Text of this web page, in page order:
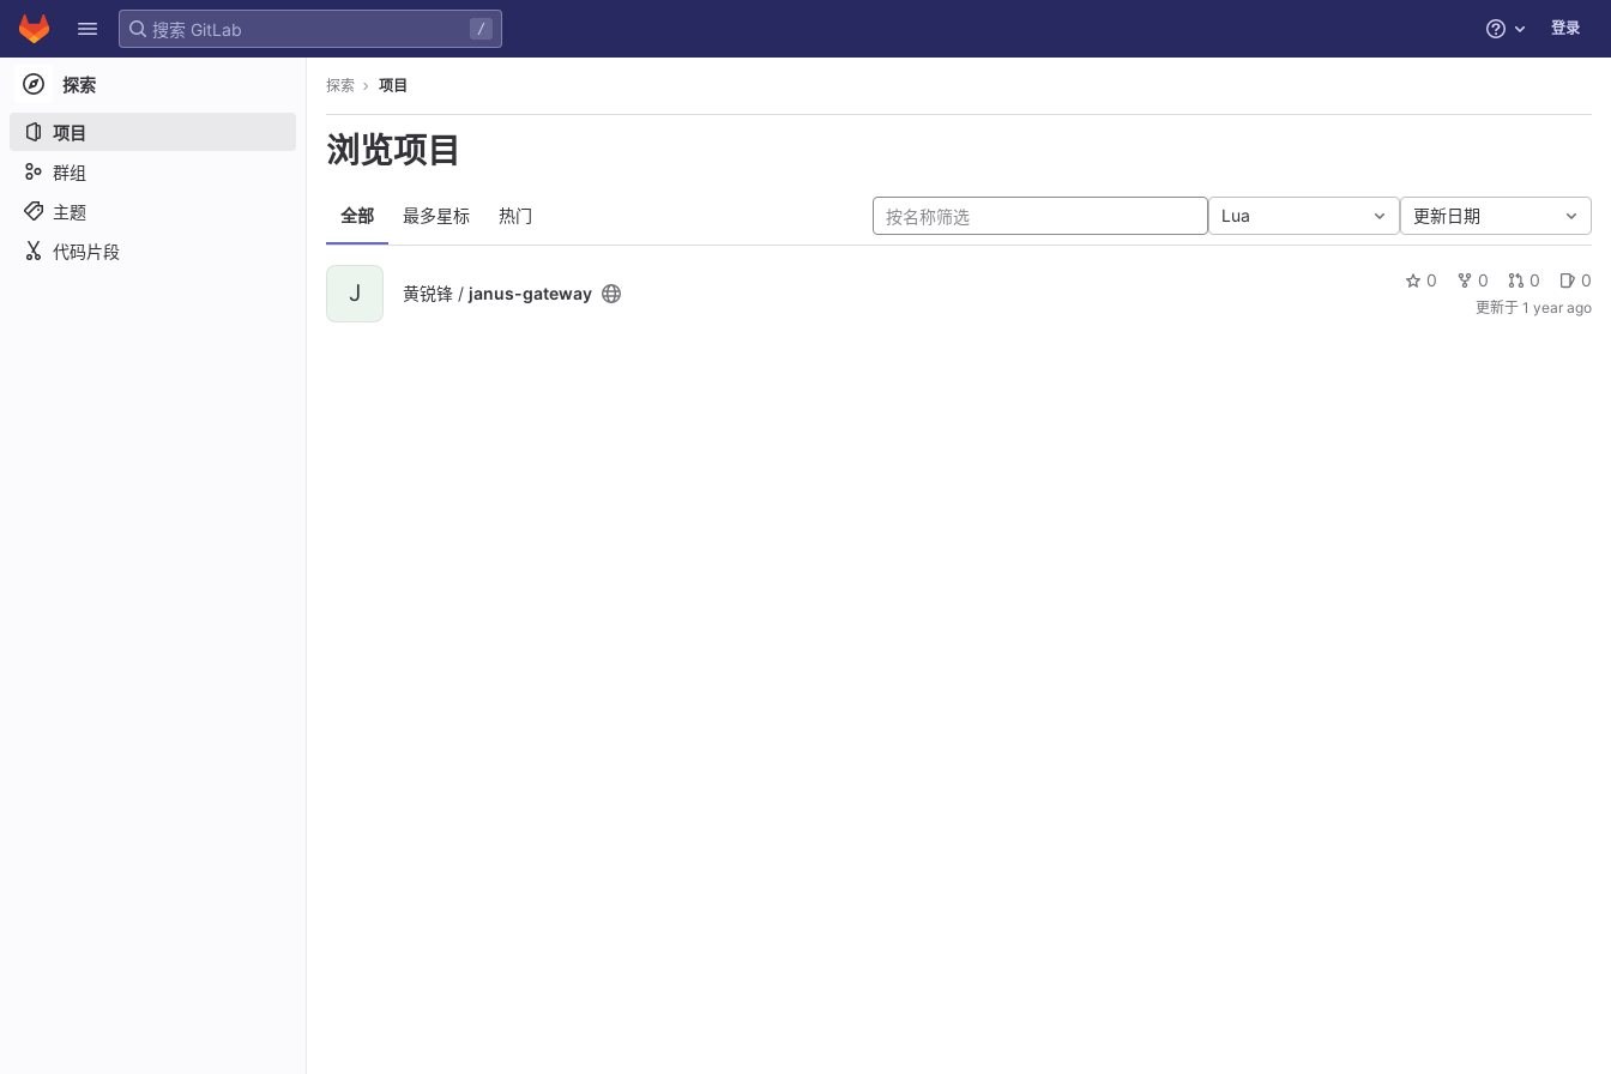
Skip to content
GitLab
/ 帮助 登录
探索
项目
群组
主题
代码片段
探索 项目
浏览项目
全部 最多星标 热门 Lua 更新日期
J 黄锐锋 / janus-gateway
0 0 0 0
更新于 1 year ago